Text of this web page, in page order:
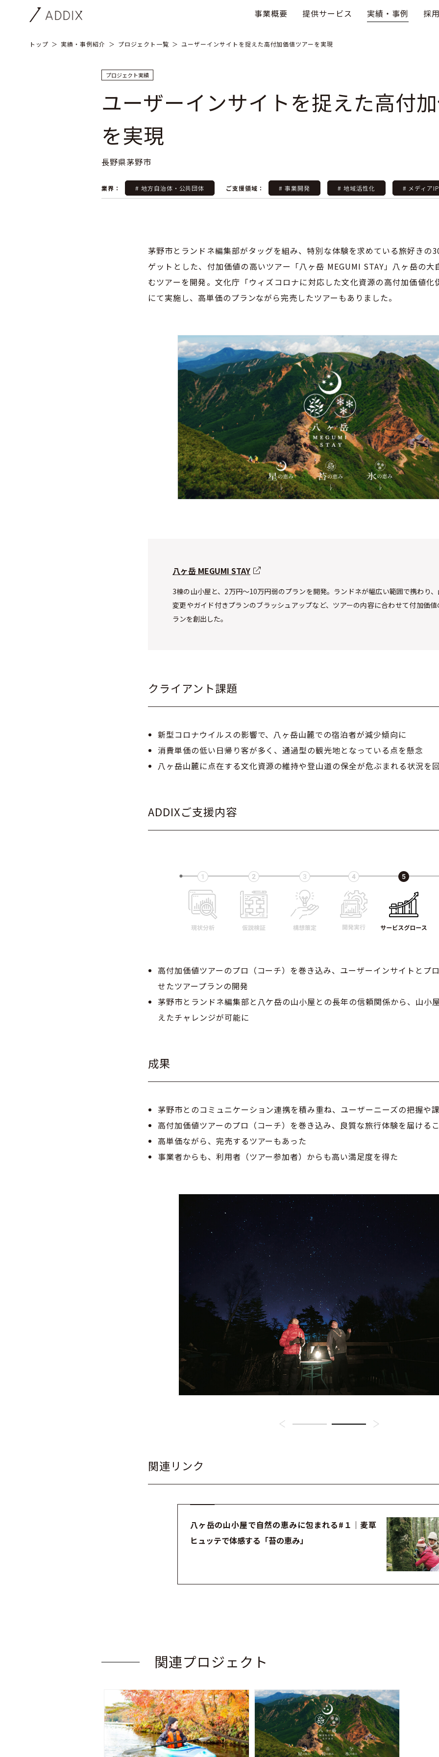
事業概要 提供サービス 実績・事例 採
トップ 実績・事例紹介 プロジェクト一覧 ユーザーインサイトを捉えた高付加価値ツアーを実現
プロジェクト実績
ユーザーインサイトを捉えた高付
を実現
長野県茅野市
業界： # 地方自治体・公共団体 ご支援領域： # 事業開発 # 地域活性化 # メディア
茅野市とランドネ編集部がタッグを組み、特別な体験を求めている旅好きの
ゲットとした、付加価値の高いツアー「八ヶ岳 MEGUMI STAY」八ヶ岳の大
むツアーを開発。⽂化庁「ウィズコロナに対応した⽂化資源の⾼付加価値化
にて実施し、高単価のプランながら完売したツアーもありました。
八ヶ岳 MEGUMI STAY
3棟の山小屋と、2万円～10万円弱のプランを開発。ランドネが幅広い範囲で携わり
変更やガイド付きプランのブラッシュアップなど、ツアーの内容に合わせて付加価
ランを創出した。
クライアント課題
新型コロナウイルスの影響で、八ヶ岳山麓での宿泊者が減少傾向に
消費単価の低い日帰り客が多く、通過型の観光地となっている点を懸念
八ヶ岳山麓に点在する文化資源の維持や登山道の保全が危ぶまれる状況を
ADDIXご支援内容
高付加価値ツアーのプロ（コーチ）を巻き込み、ユーザーインサイトとプ
せたツアープランの開発
茅野市とランドネ編集部と八ケ岳の山小屋との長年の信頼関係から、山小
えたチャレンジが可能に
成果
茅野市とのコミュニケーション連携を積み重ね、ユーザーニーズの把握や
高付加価値ツアーのプロ（コーチ）を巻き込み、良質な旅行体験を届ける
高単価ながら、完売するツアーもあった
事業者からも、利用者（ツアー参加者）からも高い満足度を得た
関連リンク
八ヶ岳の山小屋で自然の恵みに包まれる#１｜麦草
ヒュッテで体感する「苔の恵み」
関連プロジェクト